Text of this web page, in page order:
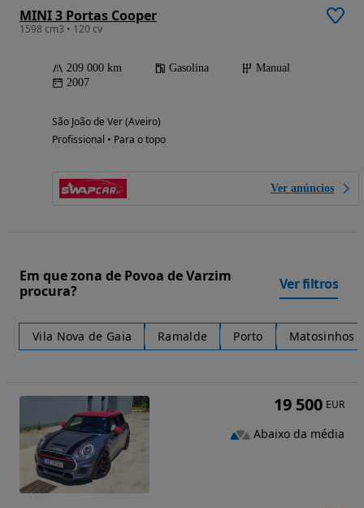
MINI 3 Portas Cooper
1598 cm3 • 120 cv
209 000 km Gasolina
Manual
2007
São João de Ver (Aveiro)
Profissional • Para o topo
Ver anúncios
Em que zona de Povoa de Varzim
procura?
Ver filtros
Vila Nova de Gaia Ramalde Porto Matosinhos
19 500 EUR
Abaixo da média